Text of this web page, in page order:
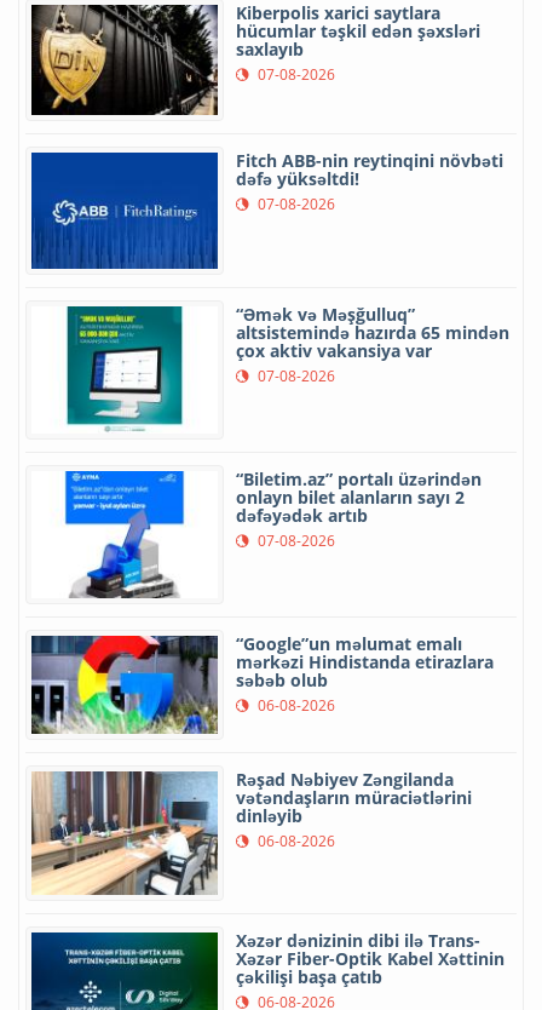
Kiberpolis xarici saytlara
hücumlar təşkil edən şəxsləri
saxlayıb
07-08-2026
Fitch ABB-nin reytinqini növbəti
dəfə yüksəltdi!
07-08-2026
“Əmək və Məşğulluq”
altsistemində hazırda 65 mindən
çox aktiv vakansiya var
07-08-2026
“Biletim.az” portalı üzərindən
onlayn bilet alanların sayı 2
dəfəyədək artıb
07-08-2026
“Google”un məlumat emalı
mərkəzi Hindistanda etirazlara
səbəb olub
06-08-2026
Rəşad Nəbiyev Zəngilanda
vətəndaşların müraciətlərini
dinləyib
06-08-2026
Xəzər dənizinin dibi ilə Trans-
Xəzər Fiber-Optik Kabel Xəttinin
çəkilişi başa çatıb
06-08-2026